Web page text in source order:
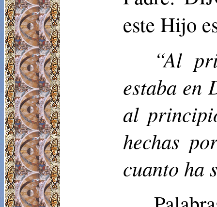
este Hijo
“Al
estaba en
al
hechas
cuanto ha